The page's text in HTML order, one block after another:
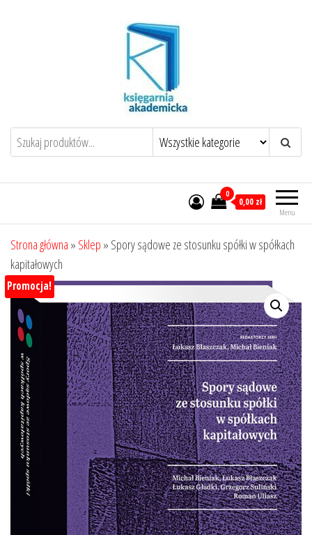
Menu
0
0,00 zł
Strona główna » Sklep » Spory sądowe ze stosunku spółki w spółkach
kapitałowych
Promocja!